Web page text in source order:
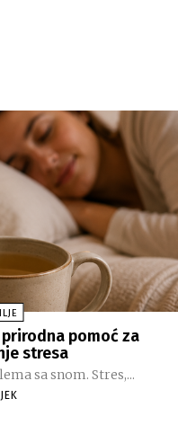
pomoć za
stresa
sa snom. Stres,...